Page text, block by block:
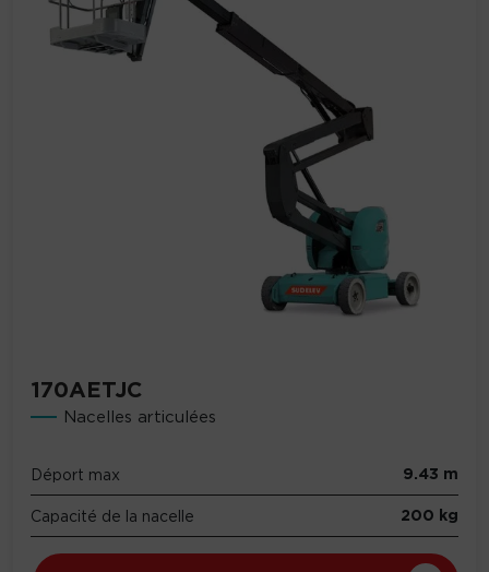
170AETJC
Nacelles articulées
Déport max 9.43 m
Capacité de la nacelle 200 kg